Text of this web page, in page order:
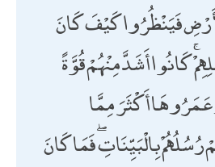
فَيَنْظُرُوا كَيْفَ كَانَ
كَانُوا أَشَدَّ مِنْهُمْ قُوَّةً
أَكْثَرَ مِمَّا
بِالْبَيِّنَاتِ ۖ فَمَا كَانَ